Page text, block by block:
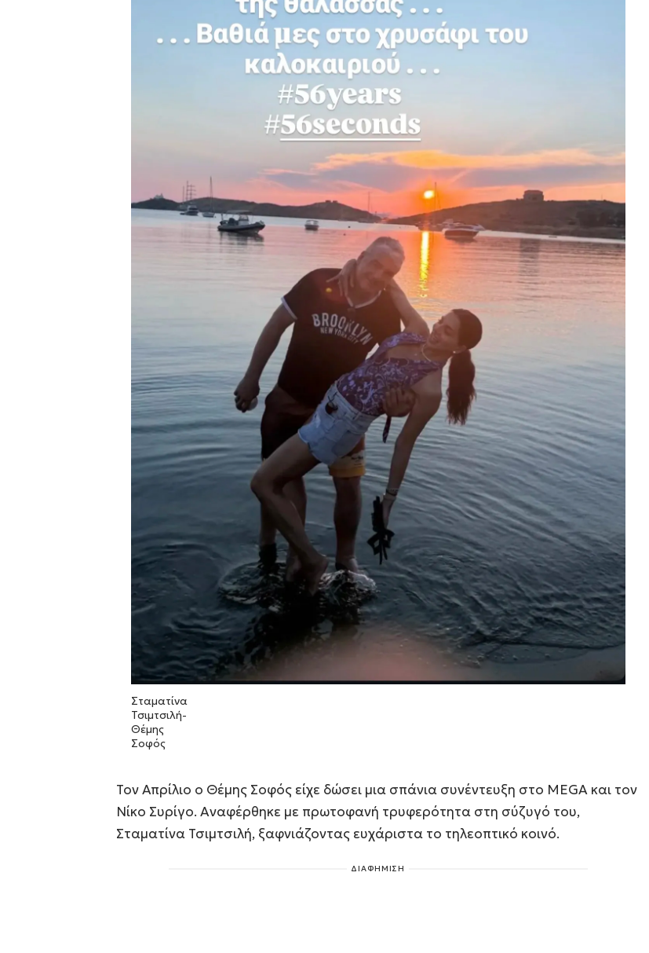
Σταματίνα
Τσιμτσιλή-
Θέμης
Σοφός
Τον Απρίλιο ο Θέμης Σοφός είχε δώσει μια σπάνια συνέντευξη στο MEGA και τον
Νίκο Συρίγο. Αναφέρθηκε με πρωτοφανή τρυφερότητα στη σύζυγό του,
Σταματίνα Τσιμτσιλή, ξαφνιάζοντας ευχάριστα το τηλεοπτικό κοινό.
ΔΙΑΦΗΜΙΣΗ